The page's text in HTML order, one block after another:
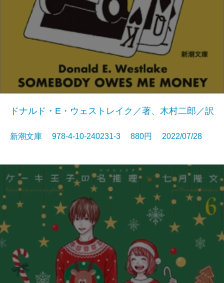
ドナルド・E・ウェストレイク／著、木村二郎／訳
新潮文庫 978-4-10-240231-3 880円 2022/07/28